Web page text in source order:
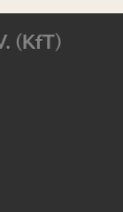
(KfT)